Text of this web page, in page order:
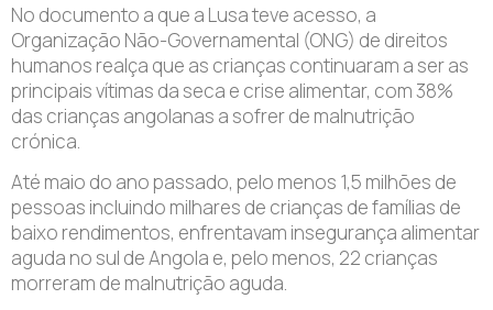
No documento a que a Lusa teve acesso, a
Organização Não-Governamental (ONG) de direitos
humanos realça que as crianças continuaram a ser as
principais vítimas da seca e crise alimentar, com 38%
das crianças angolanas a sofrer de malnutrição
crónica.
Até maio do ano passado, pelo menos 1,5 milhões de
pessoas incluindo milhares de crianças de famílias de
baixo rendimentos, enfrentavam insegurança alimentar
aguda no sul de Angola e, pelo menos, 22 crianças
morreram de malnutrição aguda.